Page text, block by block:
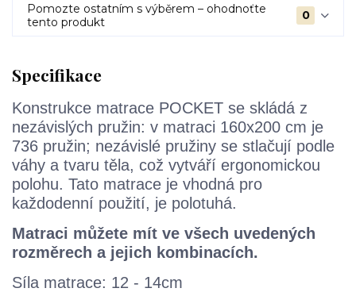
Pomozte ostatním s výběrem – ohodnoťte
tento produkt
0
Specifikace
Konstrukce matrace POCKET se skládá z
nezávislých pružin: v matraci 160x200 cm je
736 pružin; nezávislé pružiny se stlačují podle
váhy a tvaru těla, což vytváří ergonomickou
polohu. Tato matrace je vhodná pro
každodenní použití, je polotuhá.
Matraci můžete mít ve všech uvedených
rozměrech a jejich kombinacích.
Síla matrace: 12 - 14cm